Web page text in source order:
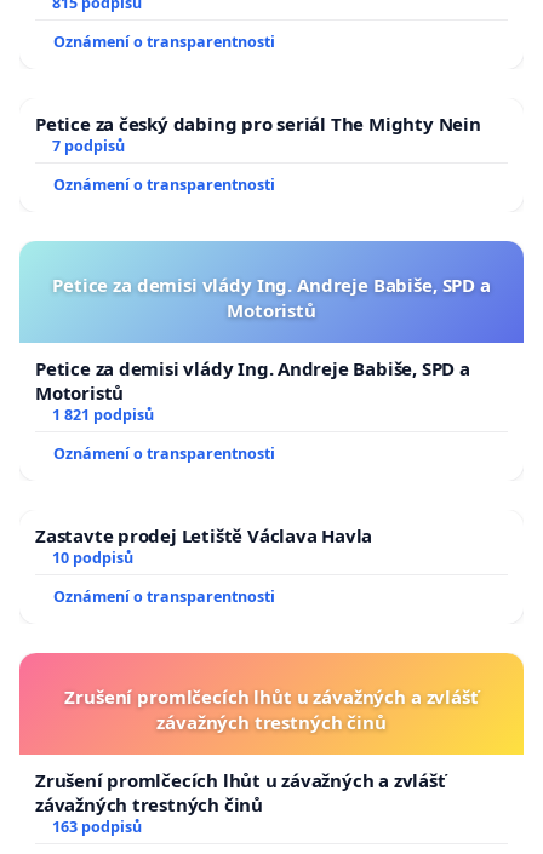
Oznámení o transparentnosti
Petice za český dabing pro seriál The Mighty Nein
7 podpisů
Oznámení o transparentnosti
Petice za demisi vlády Ing. Andreje Babiše, SPD a
Motoristů
Petice za demisi vlády Ing. Andreje Babiše, SPD a
Motoristů
1 821 podpisů
Oznámení o transparentnosti
Zastavte prodej Letiště Václava Havla
10 podpisů
Oznámení o transparentnosti
Zrušení promlčecích lhůt u závažných a zvlášť
závažných trestných činů
Zrušení promlčecích lhůt u závažných a zvlášť
závažných trestných činů
163 podpisů